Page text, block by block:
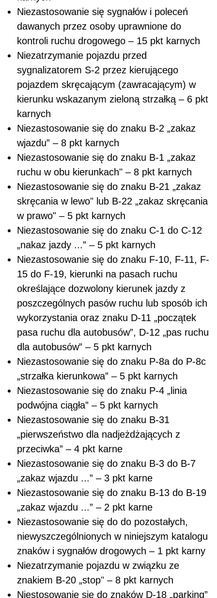
Niezastosowanie się sygnałów i poleceń
dawanych przez osoby uprawnione do
kontroli ruchu drogowego – 15 pkt karnych
Niezatrzymanie pojazdu przed
sygnalizatorem S-2 przez kierującego
pojazdem skręcającym (zawracającym) w
kierunku wskazanym zieloną strzałką – 6 pkt
karnych
Niezastosowanie się do znaku B-2 „zakaz
wjazdu” – 8 pkt karnych
Niezastosowanie się do znaku B-1 „zakaz
ruchu w obu kierunkach" – 8 pkt karnych
Niezastosowanie się do znaku B-21 „zakaz
skręcania w lewo" lub B-22 „zakaz skręcania
w prawo" – 5 pkt karnych
Niezastosowanie się do znaku C-1 do C-12
„nakaz jazdy ...” – 5 pkt karnych
Niezastosowanie się do znaku F-10, F-11, F-
15 do F-19, kierunki na pasach ruchu
określające dozwolony kierunek jazdy z
poszczególnych pasów ruchu lub sposób ich
wykorzystania oraz znaku D-11 „początek
pasa ruchu dla autobusów”, D-12 „pas ruchu
dla autobusów” – 5 pkt karnych
Niezastosowanie się do znaku P-8a do P-8c
„strzałka kierunkowa” – 5 pkt karnych
Niezastosowanie się do znaku P-4 „linia
podwójna ciągła” – 5 pkt karnych
Niezastosowanie się do znaku B-31
„pierwszeństwo dla nadjeżdżających z
przeciwka” – 4 pkt karne
Niezastosowanie się do znaku B-3 do B-7
„zakaz wjazdu ...” – 3 pkt karne
Niezastosowanie się do znaku B-13 do B-19
„zakaz wjazdu ...” – 2 pkt karne
Niezastosowanie się do do pozostałych,
niewyszczególnionych w niniejszym katalogu
znaków i sygnałów drogowych – 1 pkt karny
Niezatrzymanie pojazdu w związku ze
znakiem B-20 „stop" – 8 pkt karnych
Niestosowanie się do znaków D-18 „parking”